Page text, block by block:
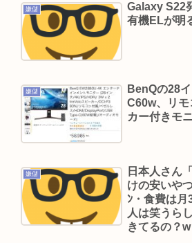
『ヤニねこ』新海誠、水島努
イターが絶賛 過激描写はBPO
避難所地獄と化す「ずっと同
「感覚が分からない」 元TBS
婚コメントに疑問の声… シャ
華式も結婚生活は4年半で終止符
👴"テレビ大好き"高齢者の「
った…10代後半～20代の約7
"テレビ大好き"高齢者の「テ
た…10代後半~20代の約7割が"
嫌儲
Galaxy S22
有機ELが明
嫌儲
BenQの28
C60w、リモ
カー付きモ
嫌儲
日本人さん
けの安いや
ﾝ・食費は
人は笑うら
きてるの？